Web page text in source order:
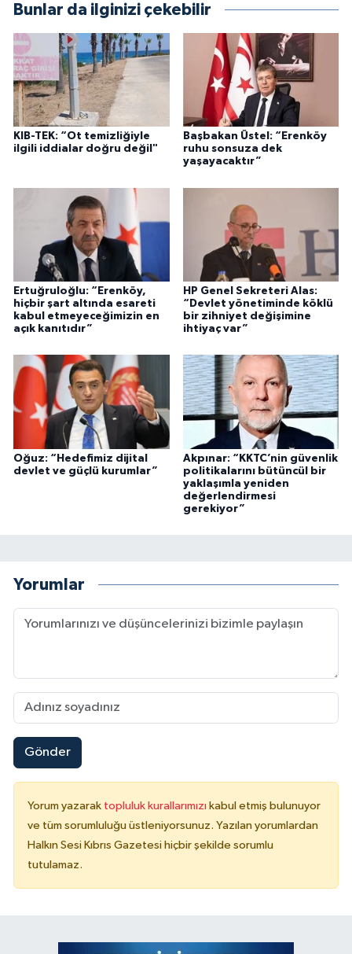
Bunlar da ilginizi çekebilir
KIB-TEK: “Ot temizliğiyle
ilgili iddialar doğru değil"
Başbakan Üstel: “Erenköy
ruhu sonsuza dek
yaşayacaktır”
Ertuğruloğlu: “Erenköy,
hiçbir şart altında esareti
kabul etmeyeceğimizin en
açık kanıtıdır”
HP Genel Sekreteri Alas:
“Devlet yönetiminde köklü
bir zihniyet değişimine
ihtiyaç var”
Oğuz: “Hedefimiz dijital
devlet ve güçlü kurumlar”
Akpınar: “KKTC’nin güvenlik
politikalarını bütüncül bir
yaklaşımla yeniden
değerlendirmesi
gerekiyor”
Yorumlar
Gönder
Yorum yazarak topluluk kurallarımızı kabul etmiş bulunuyor
ve tüm sorumluluğu üstleniyorsunuz. Yazılan yorumlardan
Halkın Sesi Kıbrıs Gazetesi hiçbir şekilde sorumlu
tutulamaz.